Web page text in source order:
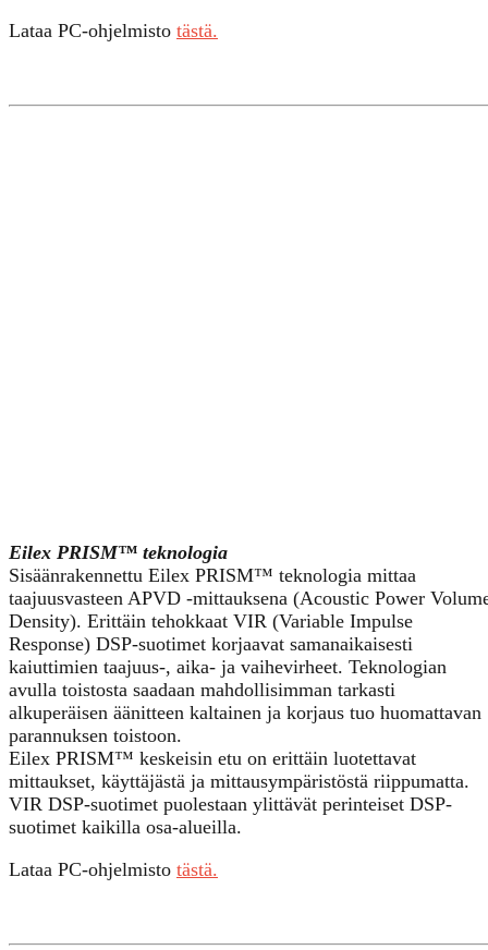
Lataa PC-ohjelmisto tästä.
Eilex PRISM™ teknologia
Sisäänrakennettu Eilex PRISM™ teknologia mittaa
taajuusvasteen APVD -mittauksena (Acoustic Power
Density). Erittäin tehokkaat VIR (Variable Impulse
Response) DSP-suotimet korjaavat samanaikaisesti
kaiuttimien taajuus-, aika- ja vaihevirheet. Teknologian
avulla toistosta saadaan mahdollisimman tarkasti
alkuperäisen äänitteen kaltainen ja korjaus tuo huomattavan
parannuksen toistoon.
Eilex PRISM™ keskeisin etu on erittäin luotettavat
mittaukset, käyttäjästä ja mittausympäristöstä riippumatta.
VIR DSP-suotimet puolestaan ylittävät perinteiset DSP-
suotimet kaikilla osa-alueilla.
Lataa PC-ohjelmisto tästä.